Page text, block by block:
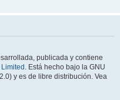
publicada y contiene
. Está hecho bajo la GNU
y es de libre distribución. Vea